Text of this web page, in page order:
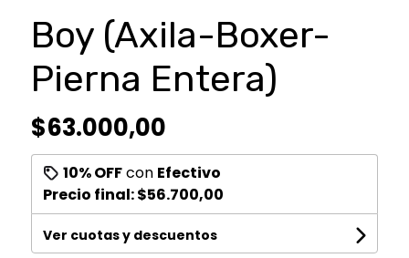
Boy (Axila-Boxer-
Pierna Entera)
$63.000,00
10% OFFcon Efectivo
Precio final:$56.700,00
Ver cuotas y descuentos